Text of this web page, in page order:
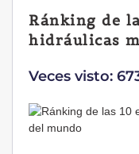
Ránking de
hidráulicas
Veces visto: